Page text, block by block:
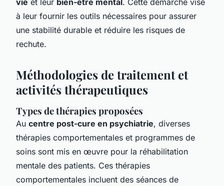
à leur fournir les outils nécessaires pour assurer
une stabilité durable et réduire les risques de
rechute.
Méthodologies de traitement et
activités thérapeutiques
Types de thérapies proposées
Au centre post-cure en psychiatrie, diverses
thérapies comportementales et programmes de
soins sont mis en œuvre pour la réhabilitation
mentale des patients. Ces thérapies
comportementales incluent des séances de